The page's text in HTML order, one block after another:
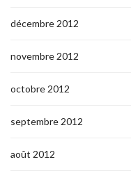
décembre 2012
novembre 2012
octobre 2012
septembre 2012
août 2012